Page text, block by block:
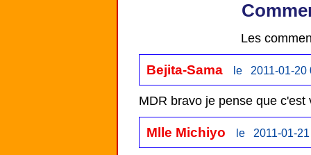
Les
Bejita-Sama le 2011-01-20
MDR bravo je pense que
Mlle Michiyo le 2011-01-21